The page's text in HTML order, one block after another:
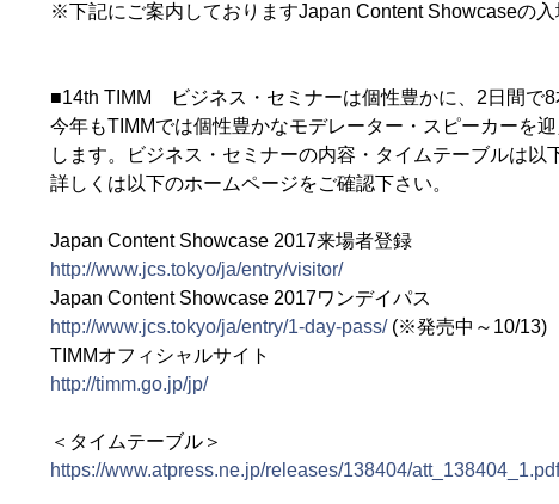
※下記にご案内しておりますJapan Content Showcaseの
■14th TIMM ビジネス・セミナーは個性豊かに、2日間で8
今年もTIMMでは個性豊かなモデレーター・スピーカーを
します。ビジネス・セミナーの内容・タイムテーブルは以
詳しくは以下のホームページをご確認下さい。
Japan Content Showcase 2017来場者登録
http://www.jcs.tokyo/ja/entry/visitor/
Japan Content Showcase 2017ワンデイパス
http://www.jcs.tokyo/ja/entry/1-day-pass/(※発売中～10/13)
TIMMオフィシャルサイト
http://timm.go.jp/jp/
＜タイムテーブル＞
https://www.atpress.ne.jp/releases/138404/att_138404_1.pdf